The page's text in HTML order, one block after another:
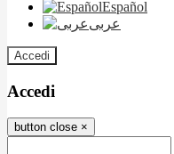
Español
عربى
Accedi
Accedi
button close ×